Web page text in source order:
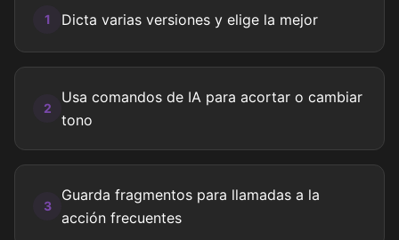
1 Dicta varias versiones y elige la mejor
2
Usa comandos de IA para acortar o cambiar
tono
3
Guarda fragmentos para llamadas a la
acción frecuentes